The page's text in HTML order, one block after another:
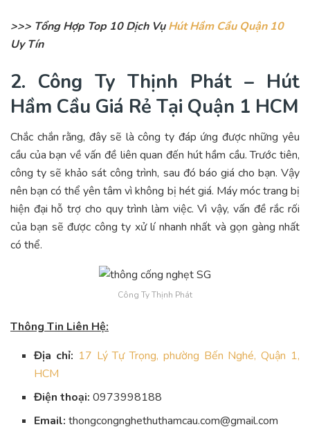
>>> Tổng Hợp Top 10 Dịch VụHút Hầm Cầu Quận 10
Uy Tín
2. Công Ty Thịnh Phát – Hút
Hầm Cầu Giá Rẻ Tại Quận 1 HCM
Chắc chắn rằng, đây sẽ là công ty đáp ứng được những yêu
cầu của bạn về vấn đề liên quan đến hút hầm cầu. Trước tiên,
công ty sẽ khảo sát công trình, sau đó báo giá cho bạn. Vậy
nên bạn có thể yên tâm vì không bị hét giá. Máy móc trang bị
hiện đại hỗ trợ cho quy trình làm việc. Vì vậy, vấn đề rắc rối
của bạn sẽ được công ty xử lí nhanh nhất và gọn gàng nhất
có thể.
Công Ty Thịnh Phát
Thông Tin Liên Hệ:
Địa chỉ: 17 Lý Tự Trọng, phường Bến Nghé, Quận 1,
HCM
Điện thoại: 0973998188
Email: thongcongnghethuthamcau.com@gmail.com